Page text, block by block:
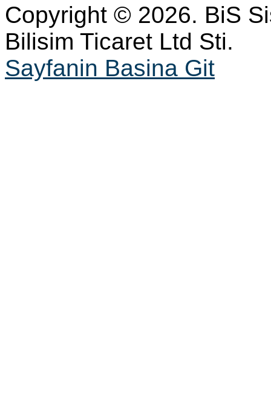
Copyright © 2026. BiS
Bilisim Ticaret Ltd Sti.
Sayfanin Basina Git